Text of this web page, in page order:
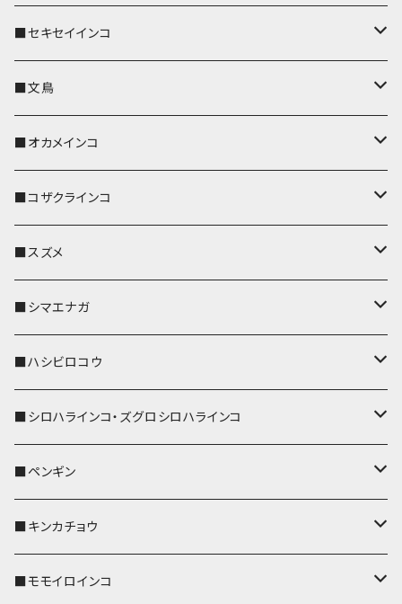
■セキセイインコ
キーカバー
キーホルダー
パスケース
リール付きストラップ
リールのみ
ストラップ付
IDカードホルダー
キーケース
名刺入れ・カードケース
コインケース
メガネケース
ポシェット・バッグ
■文鳥
キーカバー
キーホルダー
パスケース
リール付きストラップ
リールのみ
ストラップ付
キーケース
名刺入れ・カードケース
メガネケース
IDカードホルダー
ポシェット・バッグ
■オカメインコ
キーカバー
キーホルダー
パスケース
IDカードホルダー
リール付きストラップ
リールのみ
ストラップ付
キーケース
名刺入れ・カードケース
ポシェット・バッグ
■コザクラインコ
キーカバー
キーホルダー
パスケース
リール付きストラップ
リールのみ
ストラップ付
メガネケース
コインケース
IDカードホルダー
■スズメ
キーカバー
キーホルダー
パスケース
リール付きストラップ
リールのみ
ストラップ付
IDカードホルダー
メガネケース
■シマエナガ
キーカバー
キーホルダー
パスケース
IDカードホルダー
リール付きストラップ
■ハシビロコウ
キーカバー
キーホルダー
リール付きストラップ
リールのみ
レザートレイ
■シロハラインコ・ズグロシロハラインコ
キーカバー
キーホルダー
リール付きストラップ
■ペンギン
キーカバー
キーホルダー
■キンカチョウ
キーカバー
■モモイロインコ